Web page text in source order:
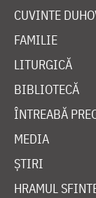
CUVINTE
FAMILIE
LITURGICĂ
BIBLIOTECĂ
ÎNTREABĂ
MEDIA
ȘTIRI
HRAMUL